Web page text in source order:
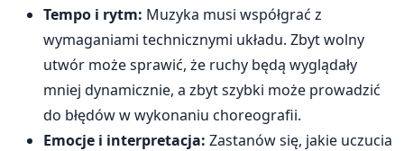
Tempo i rytm: Muzyka musi współgrać z
wymaganiami technicznymi układu. Zbyt wolny
utwór może sprawić, że ruchy będą wyglądały
mniej dynamicznie, a zbyt szybki może prowadzić
do błędów w wykonaniu choreografii.
Emocje i interpretacja: Zastanów się, jakie uczucia